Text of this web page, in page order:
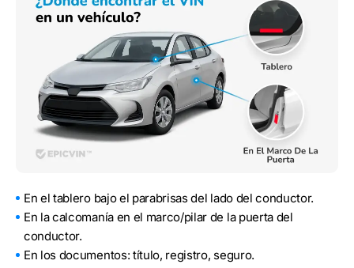
En el tablero bajo el parabrisas del lado del conductor.
En la calcomanía en el marco/pilar de la puerta del
conductor.
En los documentos: título, registro, seguro.